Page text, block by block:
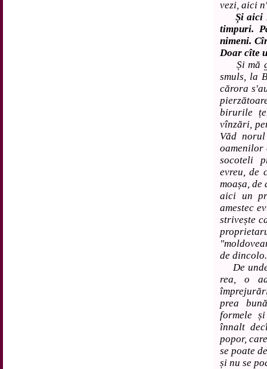
vezi, aici
Și aici
timpuri.
nimeni.
Doar cîte
Și mă
smuls, la
cărora
birurile
vînzări,
Văd
oamenilor
socoteli
evreu, de
moașa,
aici un
amestec
strivește
de dincolo.
De unde
rea, o
prea
formele
înnalt
popor,
se poate
și nu se